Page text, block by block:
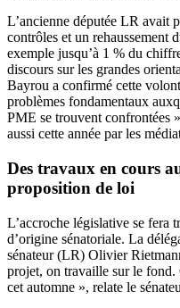
L’ancienne députée LR avait
contrôles et un rehaussement
exemple jusqu’à 1 % du
discours sur les grandes
Bayrou a confirmé cette
problèmes fondamentaux
PME se trouvent confrontées
aussi cette année par les
Des travaux en cours
proposition de loi
L’accroche législative se fera
d’origine sénatoriale. La
sénateur (LR) Olivier
projet, on travaille sur le
cet automne », relate le